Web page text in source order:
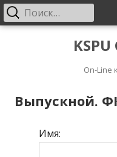
On-Line
Основное
Выпускной.
Имя: